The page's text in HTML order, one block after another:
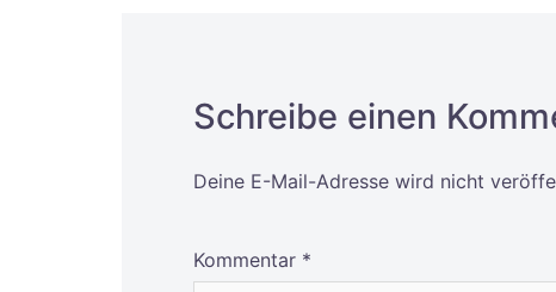
Schreibe einen
Deine E-Mail-Adresse wird nicht
Kommentar *
Alternative: